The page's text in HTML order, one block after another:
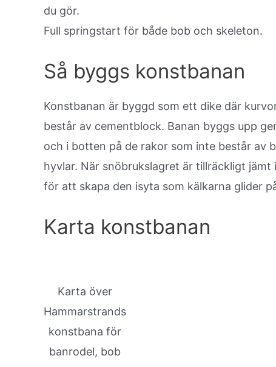
du gör.
Full springstart för både bob och skeleton.
Så byggs konstbanan
Konstbanan är byggd som ett dike där
består av cementblock. Banan byggs upp
och i botten på de rakor som inte består av
hyvlar. När snöbrukslagret är tillräckligt
för att skapa den isyta som kälkarna glider
Karta konstbanan
Karta över
Hammarstrands
konstbana för
banrodel, bob